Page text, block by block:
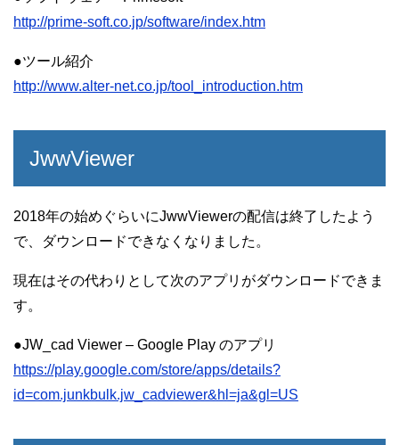
http://prime-soft.co.jp/software/index.htm
●ツール紹介
http://www.alter-net.co.jp/tool_introduction.htm
JwwViewer
2018年の始めぐらいにJwwViewerの配信は終了したよう
で、ダウンロードできなくなりました。
現在はその代わりとして次のアプリがダウンロードできま
す。
●JW_cad Viewer – Google Play のアプリ
https://play.google.com/store/apps/details?
id=com.junkbulk.jw_cadviewer&hl=ja&gl=US